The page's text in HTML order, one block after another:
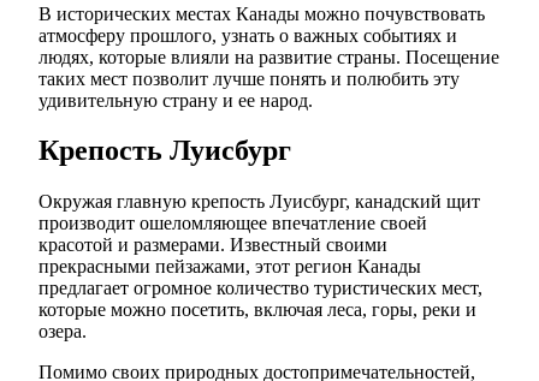
В исторических местах Канады можно почувствовать
атмосферу прошлого, узнать о важных событиях и
людях, которые влияли на развитие страны. Посещение
таких мест позволит лучше понять и полюбить эту
удивительную страну и ее народ.
Крепость Луисбург
Окружая главную крепость Луисбург, канадский щит
производит ошеломляющее впечатление своей
красотой и размерами. Известный своими
прекрасными пейзажами, этот регион Канады
предлагает огромное количество туристических мест,
которые можно посетить, включая леса, горы, реки и
озера.
Помимо своих природных достопримечательностей,